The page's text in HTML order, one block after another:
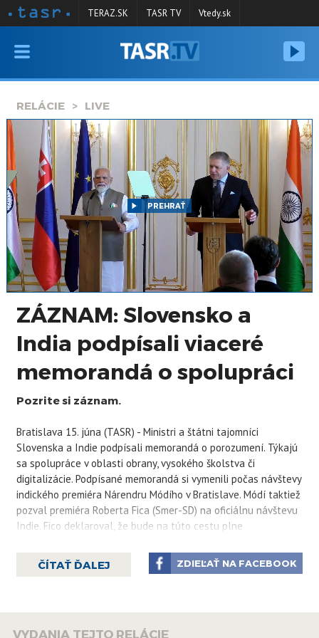
VYSIELANIE
SPRAVODAJSTVO
KONTAKT
ARCHÍV
TERAZ.SK TASR TV Vtedy.sk
RELÁCIE LIVE
PREHRAŤ
ZÁZNAM: Slovensko a
India podpísali viaceré
memorandá o spolupráci
Pozrite si záznam.
Bratislava 15. júna (TASR) - Ministri a štátni tajomníci
Slovenska a Indie podpísali memorandá o porozumení. Týkajú
sa spolupráce v oblasti obrany, vysokého školstva či
digitalizácie. Podpísané memorandá si vymenili počas návštevy
indického premiéra Nárendru Módího v Bratislave. Módí taktiež
pozval premiéra Roberta Fica (Smer-SD) na oficiálnu návštevu
Indie. Fico deklaroval, že bude na túto cestu plne
moment pre posilnenie indicko-slovenských vzťahov.
Slovensko a India podpísali vyhlásenie o zámere rozvoja
ČÍTAŤ ĎALEJ ZDIEĽAŤ NA FACEBOOK
VYDANIA TEJTO RELÁCIE